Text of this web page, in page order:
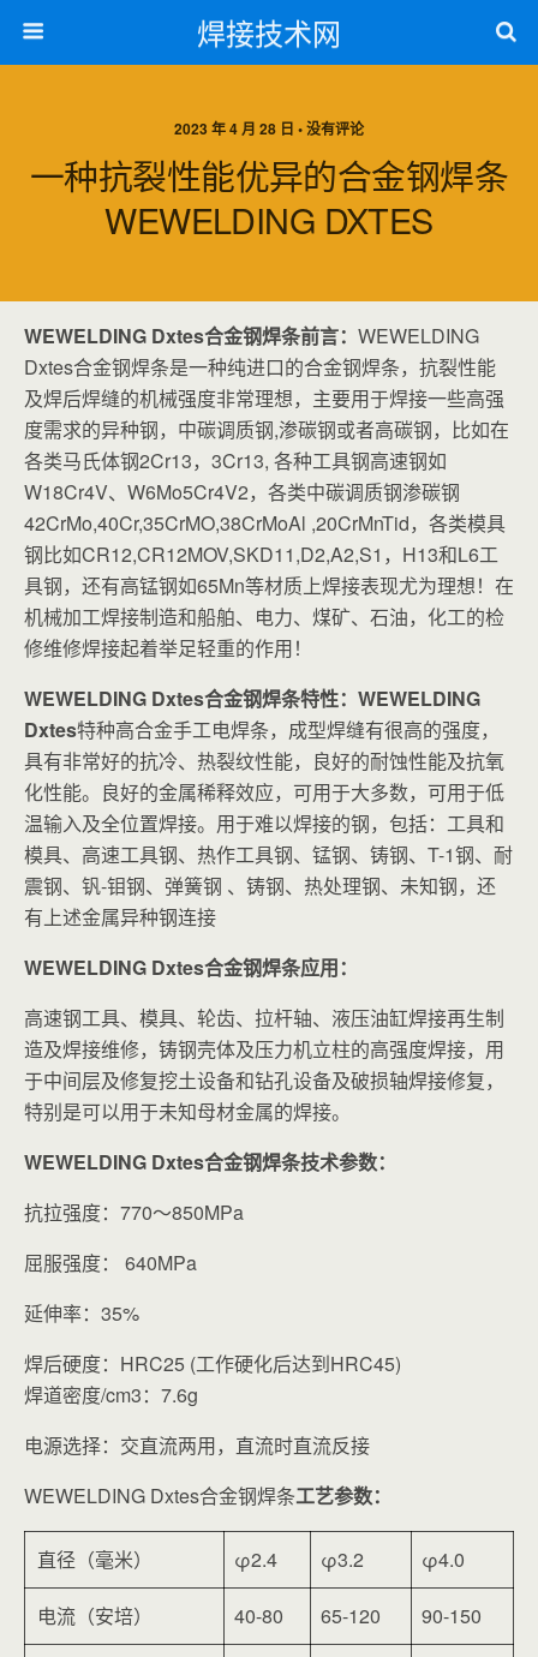
焊接技术网
2023 年 4 月 28 日 • 没有评论
一种抗裂性能优异的合金钢焊条
WEWELDING DXTES
WEWELDING Dxtes合金钢焊条前言： WEWELDING
Dxtes合金钢焊条是一种纯进口的合金钢焊条，抗裂性能
及焊后焊缝的机械强度非常理想，主要用于焊接一些高强
度需求的异种钢，中碳调质钢,渗碳钢或者高碳钢，比如在
各类马氏体钢2Cr13，3Cr13, 各种工具钢高速钢如
W18Cr4V、W6Mo5Cr4V2，各类中碳调质钢渗碳钢
42CrMo,40Cr,35CrMO,38CrMoAl ,20CrMnTid，各类模具
钢比如CR12,CR12MOV,SKD11,D2,A2,S1，H13和L6工
具钢，还有高锰钢如65Mn等材质上焊接表现尤为理想！在
机械加工焊接制造和船舶、电力、煤矿、石油，化工的检
修维修焊接起着举足轻重的作用！
WEWELDING Dxtes合金钢焊条特性：WEWELDING
Dxtes特种高合金手工电焊条，成型焊缝有很高的强度，
具有非常好的抗冷、热裂纹性能，良好的耐蚀性能及抗氧
化性能。良好的金属稀释效应，可用于大多数，可用于低
温输入及全位置焊接。用于难以焊接的钢，包括：工具和
模具、高速工具钢、热作工具钢、锰钢、铸钢、T-1钢、耐
震钢、钒-钼钢、弹簧钢 、铸钢、热处理钢、未知钢，还
有上述金属异种钢连接
WEWELDING Dxtes合金钢焊条应用：
高速钢工具、模具、轮齿、拉杆轴、液压油缸焊接再生制
造及焊接维修，铸钢壳体及压力机立柱的高强度焊接，用
于中间层及修复挖土设备和钻孔设备及破损轴焊接修复，
特别是可以用于未知母材金属的焊接。
WEWELDING Dxtes合金钢焊条技术参数：
抗拉强度：770～850MPa
屈服强度： 640MPa
延伸率：35%
焊后硬度：HRC25 (工作硬化后达到HRC45)
焊道密度/cm3：7.6g
电源选择：交直流两用，直流时直流反接
WEWELDING Dxtes合金钢焊条工艺参数：
直径（毫米） φ2.4 φ3.2 φ4.0
电流（安培） 40-80 65-120 90-150